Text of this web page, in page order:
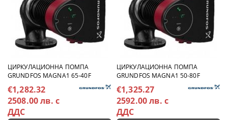
ЦИРКУЛАЦИОННА ПОМПА
GRUNDFOS MAGNA1 65-40F
€1,282.32
2508.00 лв. с
ДДС
ЦИРКУЛАЦИОННА ПОМПА
GRUNDFOS MAGNA1 50-80F
€1,325.27
2592.00 лв. с
ДДС